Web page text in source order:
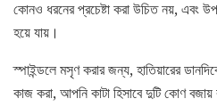
কোনও ধরনের প্রচেষ্টা করা উচিত নয়, এবং
হয়ে যায়।
স্পাইন্ডলে মসৃণ করার জন্য, হাতিয়ারের
কাজ করা, আপনি কাটা হিসাবে দুটি কোণ বজায়